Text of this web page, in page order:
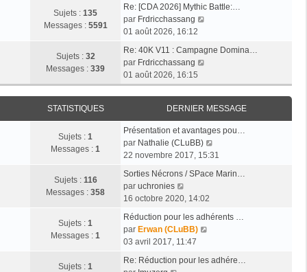
e
s
s
a
g
e
i
e
r
m
e
s
s
a
g
e
d
e
i
e
r
e
s
a
g
r
l
e
d
e
r
n
i
e
r
m
e
s
s
a
g
Sujets : 135
Messages : 5591
Re: [CDA 2026] Mythic Battle:…
par Frdricchassang
r
e
n
i
e
m
s
s
a
01 août 2026, 16:12
Sujets : 32
Messages : 339
Re: 40K V11 : Campagne Domina…
par Frdricchassang
i
r
l
e
d
e
r
n
e
m
e
s
01 août 2026, 16:15
STATISTIQUES DERNIER MESSAGE
Sujets : 1
Messages : 1
Présentation et avantages pou…
par Nathalie (CLuBB)
o
d
i
22 novembre 2017, 15:31
Sujets : 116
Messages : 358
Sorties Nécrons / SPace Marin…
par uchronies
o
r
l
e
d
16 octobre 2020, 14:02
Sujets : 1
Messages : 1
Réduction pour les adhérents …
par Erwan (CLuBB)
r
03 avril 2017, 11:47
Sujets : 1
Re: Réduction pour les adhére…